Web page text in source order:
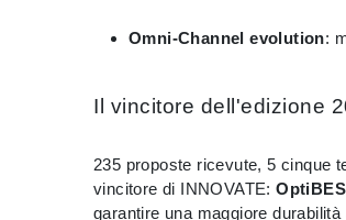
Omni-Channel evolution:
Il vincitore dell'edizione
235 proposte ricevute, 5 cinque
vincitore di INNOVATE:
garantire una maggiore